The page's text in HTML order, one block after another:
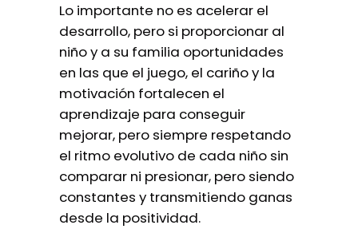
Lo importante no es acelerar el
desarrollo, pero si proporcionar al
niño y a su familia oportunidades
en las que el juego, el cariño y la
motivación fortalecen el
aprendizaje para conseguir
mejorar, pero siempre respetando
el ritmo evolutivo de cada niño sin
comparar ni presionar, pero siendo
constantes y transmitiendo ganas
desde la positividad.